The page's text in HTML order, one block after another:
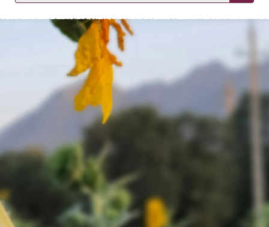
KIRJAUDU SISÄÄN
Etkö ole vielä asiakkaamme?
Luo asiakastili tästä!